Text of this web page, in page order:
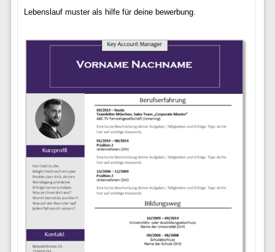
Lebenslauf muster als hilfe für deine bewerbung.